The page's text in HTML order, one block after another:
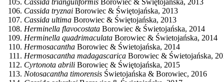
Cassida tryznai Borowiec & Świętojańska, 2013
Cassida ultima Borowiec & Świętojańska, 2013
Herminella flavocostata Borowiec & Świetojańska, 2014
Herminella quadrimaculata Borowiec & Świetojańska, 2014
Hermosacantha Borowiec & Świetojańska, 2014
Hermosacantha madagascarica Borowiec & Świetojańska,
Cyrtonota abrili Borowiec & Świętojańska, 2015
Notosacantha timorensis Świetojańska & Borowiec, 2016